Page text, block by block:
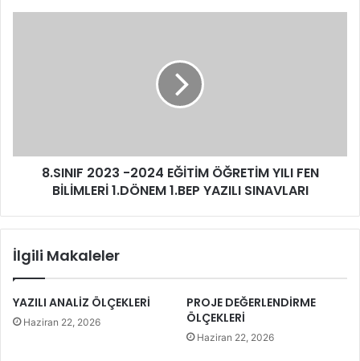
8.SINIF 2023 -2024 EĞİTİM ÖĞRETİM YILI FEN
BİLİMLERİ 1.DÖNEM 1.BEP YAZILI SINAVLARI
İlgili Makaleler
YAZILI ANALİZ ÖLÇEKLERİ
Haziran 22, 2026
PROJE DEĞERLENDİRME
ÖLÇEKLERİ
Haziran 22, 2026